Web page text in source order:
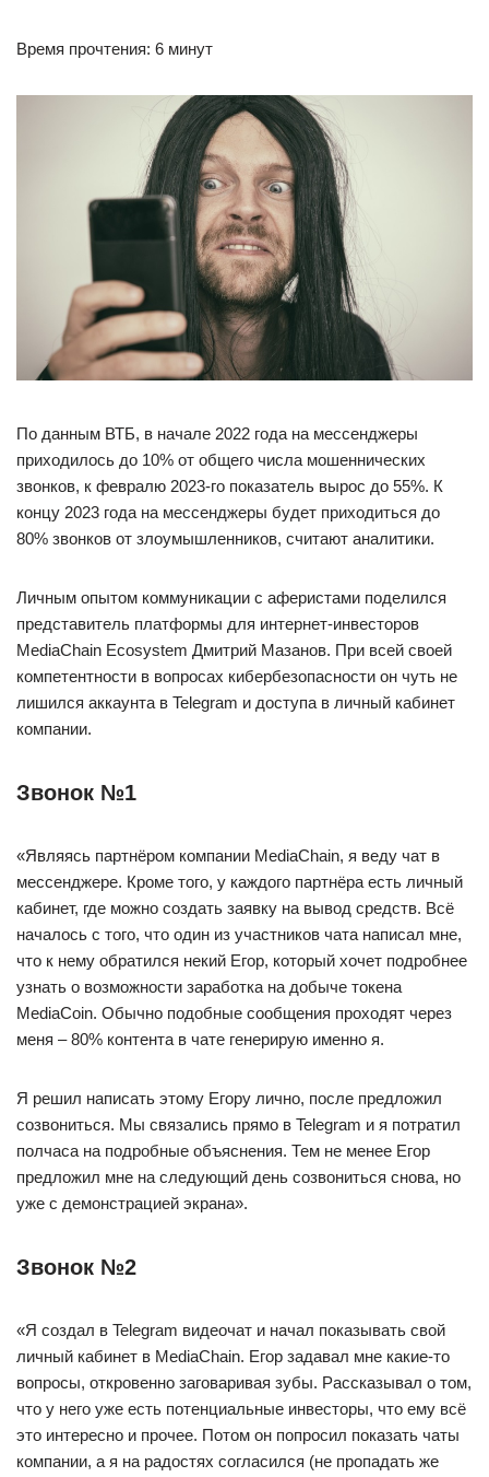
Время прочтения: 6 минут
По данным ВТБ, в начале 2022 года на мессенджеры
приходилось до 10% от общего числа мошеннических
звонков, к февралю 2023-го показатель вырос до 55%. К
концу 2023 года на мессенджеры будет приходиться до
80% звонков от злоумышленников, считают аналитики.
Личным опытом коммуникации с аферистами поделился
представитель платформы для интернет-инвесторов
MediaChain Ecosystem Дмитрий Мазанов. При всей своей
компетентности в вопросах кибербезопасности он чуть не
лишился аккаунта в Telegram и доступа в личный кабинет
компании.
Звонок №1
«Являясь партнёром компании MediaChain, я веду чат в
мессенджере. Кроме того, у каждого партнёра есть личный
кабинет, где можно создать заявку на вывод средств. Всё
началось с того, что один из участников чата написал мне,
что к нему обратился некий Егор, который хочет подробнее
узнать о возможности заработка на добыче токена
MediaCoin. Обычно подобные сообщения проходят через
меня – 80% контента в чате генерирую именно я.
Я решил написать этому Егору лично, после предложил
созвониться. Мы связались прямо в Telegram и я потратил
полчаса на подробные объяснения. Тем не менее Егор
предложил мне на следующий день созвониться снова, но
уже с демонстрацией экрана».
Звонок №2
«Я создал в Telegram видеочат и начал показывать свой
личный кабинет в MediaChain. Егор задавал мне какие-то
вопросы, откровенно заговаривая зубы. Рассказывал о том,
что у него уже есть потенциальные инвесторы, что ему всё
это интересно и прочее. Потом он попросил показать чаты
компании, а я на радостях согласился (не пропадать же